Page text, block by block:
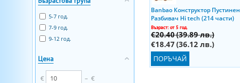
5-7 год.
7-9 год.
9-12 год.
Цена
€ – €
Banbao Конструктор Пустинен
Разбивач Hi tech (214 части)
Възраст: от 5 год.
€20.40(39.89 лв.)
€18.47 (36.12 лв.)
ПОРЪЧАЙ